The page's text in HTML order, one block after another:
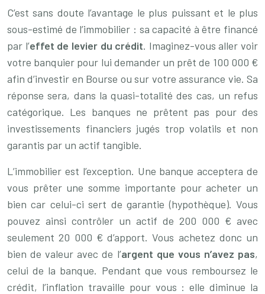
C’est sans doute l’avantage le plus puissant et le plus
sous-estimé de l’immobilier : sa capacité à être financé
par l’effet de levier du crédit. Imaginez-vous aller voir
votre banquier pour lui demander un prêt de 100 000 €
afin d’investir en Bourse ou sur votre assurance vie. Sa
réponse sera, dans la quasi-totalité des cas, un refus
catégorique. Les banques ne prêtent pas pour des
investissements financiers jugés trop volatils et non
garantis par un actif tangible.
L’immobilier est l’exception. Une banque acceptera de
vous prêter une somme importante pour acheter un
bien car celui-ci sert de garantie (hypothèque). Vous
pouvez ainsi contrôler un actif de 200 000 € avec
seulement 20 000 € d’apport. Vous achetez donc un
bien de valeur avec de l’argent que vous n’avez pas,
celui de la banque. Pendant que vous remboursez le
crédit, l’inflation travaille pour vous : elle diminue la